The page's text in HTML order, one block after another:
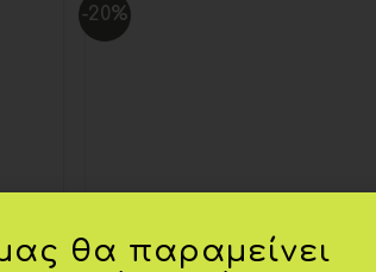
-20%
θα παραμείνει